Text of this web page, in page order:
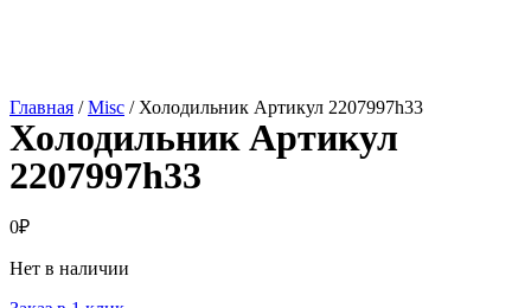
Главная /Misc / Холодильник Артикул 2207997h33
Холодильник Артикул
2207997h33
0₽
Нет в наличии